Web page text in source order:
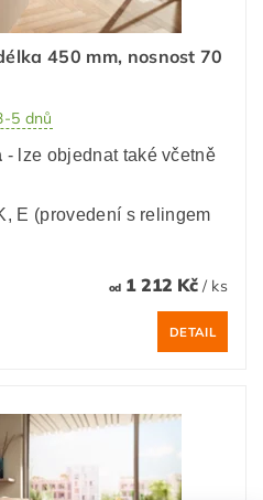
450 mm, nosnost 70
5 dnů
- lze objednat také včetně
E (provedení s relingem
od1 212 Kč / ks
DETAIL